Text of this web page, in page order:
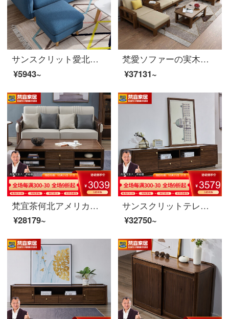
サンスクリット愛北欧布芸ソファーのミニチュアタイプは簡単で現代的で、リビングダブルセットの小さいソファーネットの赤い組み合わせの家具のペア位を分解して洗うことができます。
¥5943~
梵愛ソファーの実木ソファ全実木布芸ソファーは現代簡単で、新しい中国式ソファーのリビングルームに家具をセットしました。
¥37131~
梵宜茶何北アメリカ黒胡桃の木の実の木の茶の何の小さい家型のアメリカン茶何は簡単に茶の引き出しを持ってお茶のテーブルを浸します。
¥28179~
サンスクリットテレビキャビネット北米の黒いクルミの木の実木のテレビの箱の2.0メートルのアメリカ式のテレビキャビネットの客間の戸棚の映画とテレビの箱の暗いクルミの色のテレビの箱の8 K 01〓テレビの箱北米の暗いクルミの木
¥32750~